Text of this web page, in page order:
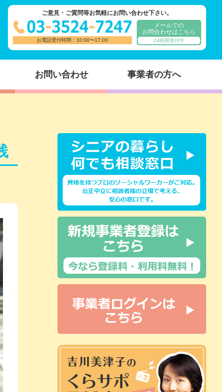
ご意見・ご質問等お気軽にお問い合わせ下さい。
お電話受付時間：10:00〜17:00
メールでの
お問合わせはこちら
24時間受付中
お問い合わせ 事業者の方へ